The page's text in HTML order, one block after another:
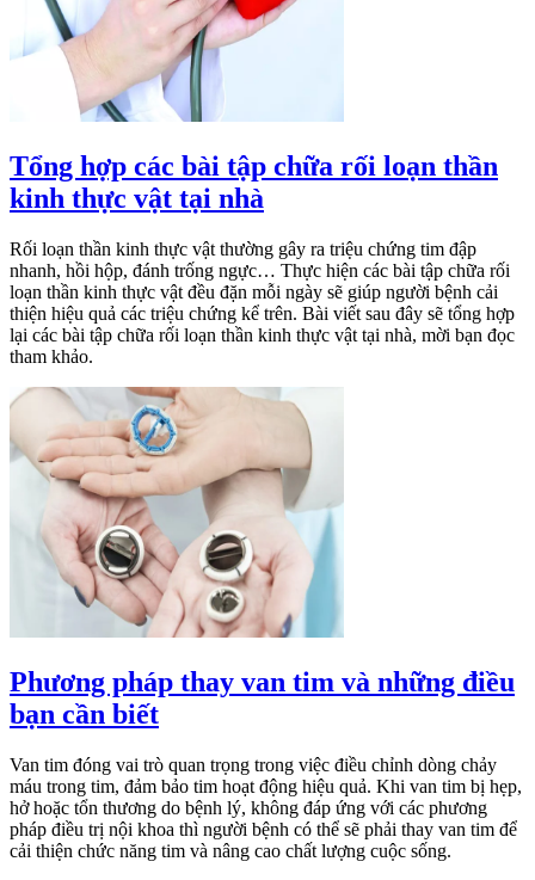
Tổng hợp các bài tập chữa rối loạn thần
kinh thực vật tại nhà
Rối loạn thần kinh thực vật thường gây ra triệu chứng tim đập
nhanh, hồi hộp, đánh trống ngực… Thực hiện các bài tập chữa rối
loạn thần kinh thực vật đều đặn mỗi ngày sẽ giúp người bệnh cải
thiện hiệu quả các triệu chứng kể trên. Bài viết sau đây sẽ tổng hợp
lại các bài tập chữa rối loạn thần kinh thực vật tại nhà, mời bạn đọc
tham khảo.
Phương pháp thay van tim và những điều
bạn cần biết
Van tim đóng vai trò quan trọng trong việc điều chỉnh dòng chảy
máu trong tim, đảm bảo tim hoạt động hiệu quả. Khi van tim bị hẹp,
hở hoặc tổn thương do bệnh lý, không đáp ứng với các phương
pháp điều trị nội khoa thì người bệnh có thể sẽ phải thay van tim để
cải thiện chức năng tim và nâng cao chất lượng cuộc sống.